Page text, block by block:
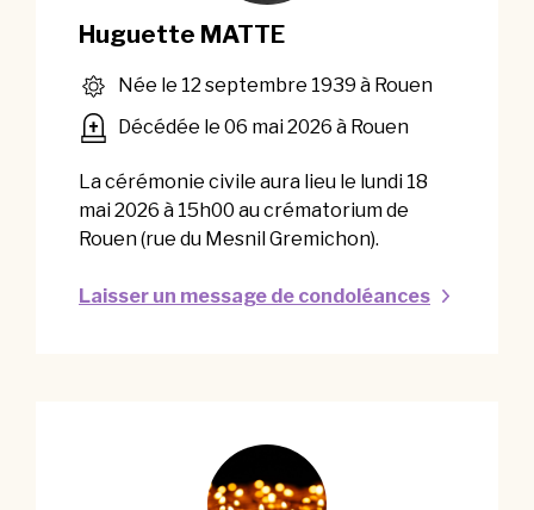
Huguette MATTE
Née le 12 septembre 1939 à Rouen
Décédée le 06 mai 2026 à Rouen
La cérémonie civile aura lieu le lundi 18
mai 2026 à 15h00 au crématorium de
Rouen (rue du Mesnil Gremichon).
Laisser un message de condoléances